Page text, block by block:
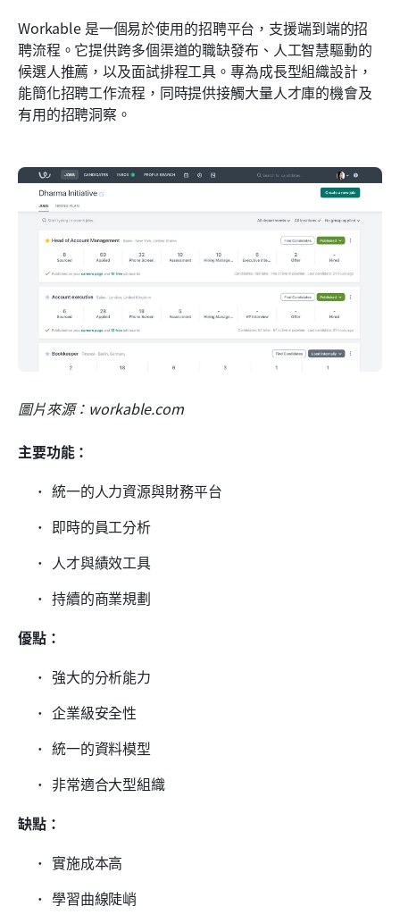
Workable 是一個易於使用的招聘平台，支援端到端的招
聘流程。它提供跨多個渠道的職缺發布、人工智慧驅動的
候選人推薦，以及面試排程工具。專為成長型組織設計，
能簡化招聘工作流程，同時提供接觸大量人才庫的機會及
有用的招聘洞察。
圖片來源：workable.com
主要功能：
統一的人力資源與財務平台
即時的員工分析
人才與績效工具
持續的商業規劃
優點：
強大的分析能力
企業級安全性
統一的資料模型
非常適合大型組織
缺點：
實施成本高
學習曲線陡峭